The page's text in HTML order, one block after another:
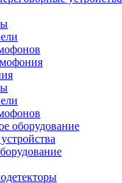
оборудование